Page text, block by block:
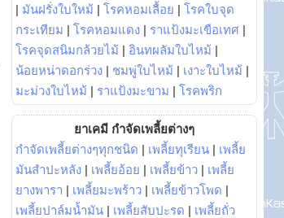
| มันฝรั่งใบใหม้ | โรคหอมเลื้อย | โรคใบจุด
กระเทียม | โรคหอมแดง | ราแป้งมะเขือเทศ |
โรคจุดสนิมกล้วยไม้ | อินทผลัมใบไหม้ |
น้อยหน่าดอกร่วง | ชมพู่ใบไหม้ | เงาะใบไหม้ |
มะม่วงใบไหม้ | ราแป้งมะขาม | โรคพริก
ยาเคมี กำจัดเพลี้ยต่างๆ
กำจัดเพลี้ยต่างๆทุกชนิด | เพลี้ยทุเรียน | เพลี้ย
มันสำปะหลัง | เพลี้ยอ้อย | เพลี้ยข้าว | เพลี้ย
ยางพารา | เพลี้ยมะพร้าว | เพลี้ยข้าวโพด |
เพลี้ยปาล์มน้ำมัน | เพลี้ยสับปะรด | เพลี้ยถั่ว